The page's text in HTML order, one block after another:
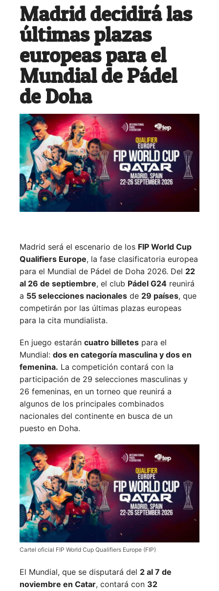
Madrid decidirá las
últimas plazas
europeas para el
Mundial de Pádel
de Doha
Madrid será el escenario de los FIP World Cup
Qualifiers Europe, la fase clasificatoria europea
para el Mundial de Pádel de Doha 2026. Del 22
al 26 de septiembre, el club Pádel G24 reunirá
a 55 selecciones nacionales de 29 países, que
competirán por las últimas plazas europeas
para la cita mundialista.
En juego estarán cuatro billetes para el
Mundial: dos en categoría masculina y dos en
femenina. La competición contará con la
participación de 29 selecciones masculinas y
26 femeninas, en un torneo que reunirá a
algunos de los principales combinados
nacionales del continente en busca de un
puesto en Doha.
Cartel oficial FIP World Cup Qualifiers Europe (FIP)
El Mundial, que se disputará del 2 al 7 de
noviembre en Catar, contará con 32